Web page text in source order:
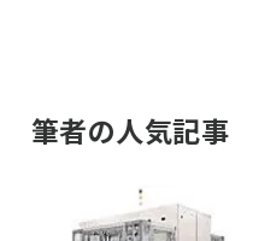
筆者の人気記事